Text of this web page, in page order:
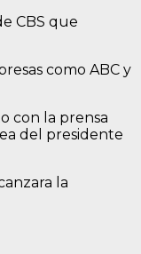
CBS que
como ABC y
con la prensa
del presidente
la